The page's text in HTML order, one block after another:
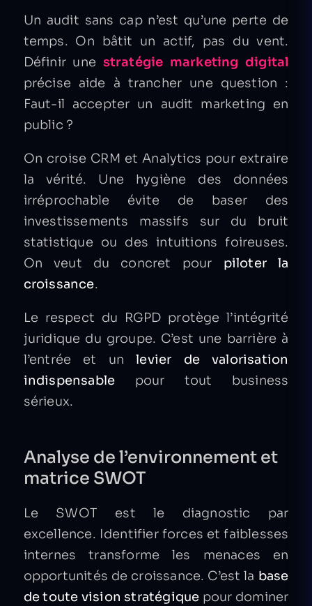
Un audit sans cap n’est qu’une perte de
temps. On bâtit un actif, pas du vent.
Définir une stratégie marketing digital
précise aide à trancher une question :
Faut-il accepter un audit marketing en
public ?
On croise CRM et Analytics pour extraire
la vérité. Une hygiène des données
irréprochable évite de baser des
investissements massifs sur du bruit
statistique ou des intuitions foireuses.
On veut du concret pour piloter la
croissance.
Le respect du RGPD protège l’intégrité
juridique du groupe. C’est une barrière à
l’entrée et unlevier de valorisation
indispensable pour tout business
sérieux.
Analyse de l’environnement et
matrice SWOT
Le SWOT est le diagnostic par
excellence. Identifier forces et faiblesses
internes transforme les menaces en
opportunités de croissance. C’est la base
de toute vision stratégique pour dominer